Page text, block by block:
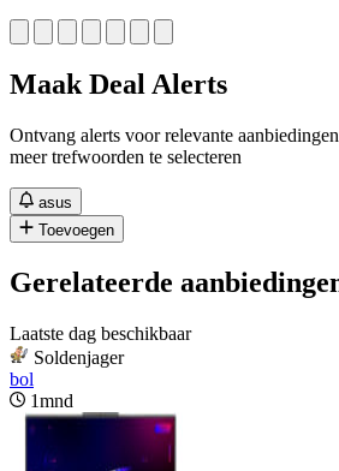
Maak Deal Alerts
Ontvang alerts voor relevante
meer trefwoorden te selecteren
asus
Toevoegen
Gerelateerde
Laatste dag beschikbaar
Soldenjager
bol
1mnd